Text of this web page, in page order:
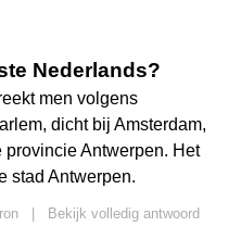
Nederlands?
men volgens
dicht bij Amsterdam,
Antwerpen. Het
stad Antwerpen.
Bekijk volledig antwoord